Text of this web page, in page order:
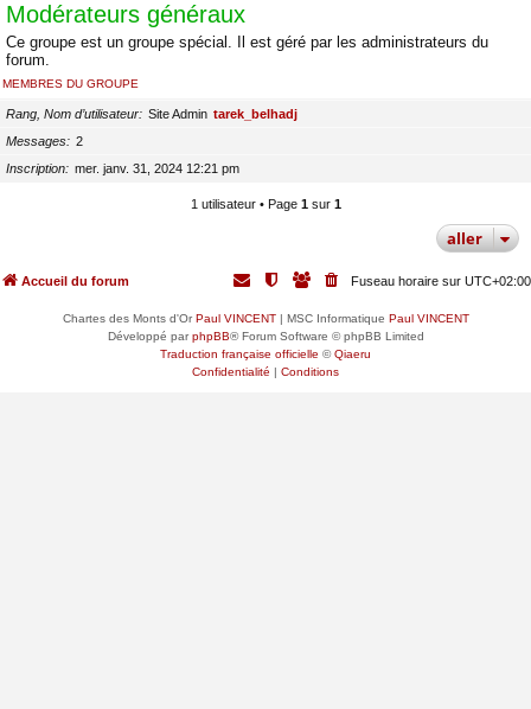
Modérateurs généraux
Ce groupe est un groupe spécial. Il est géré par les administrateurs du
forum.
MEMBRES DU GROUPE
Rang, Nom d’utilisateur Site Admin tarek_belhadj
Messages
2
Inscription
mer. janv. 31, 2024 12:21 pm
1 utilisateur • Page 1sur 1
aller
Accueil du forum Fuseau horaire sur UTC+02:00
Chartes des Monts d'OrPaul VINCENT| MSC Informatique Paul VINCENT
Développé parphpBB® Forum Software © phpBB Limited
Traduction française officielle ©Qiaeru
Confidentialité | Conditions